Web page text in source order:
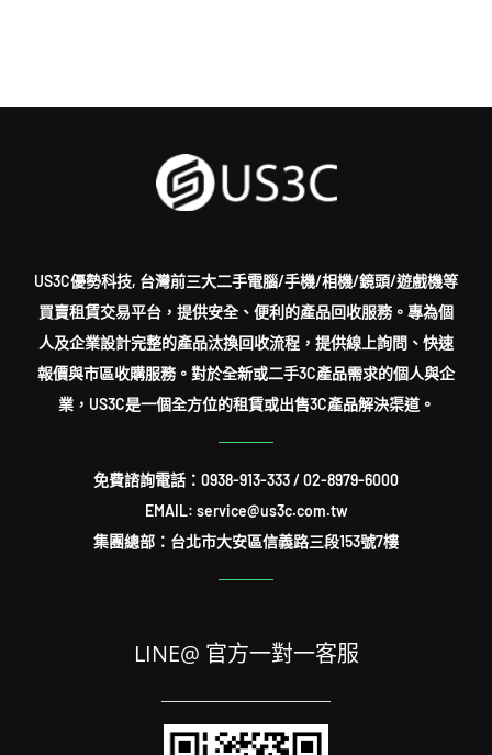
US3C優勢科技, 台灣前三大二手電腦/手機/相機/鏡頭/遊戲機等
買賣租賃交易平台，提供安全、便利的產品回收服務。專為個
人及企業設計完整的產品汰換回收流程，提供線上詢問、快速
報價與市區收購服務。對於全新或二手3C產品需求的個人與企
業，US3C是一個全方位的租賃或出售3C產品解決渠道。
免費諮詢電話： 0938-913-333/02-8979-6000
EMAIL: service@us3c.com.tw
集團總部：台北市大安區信義路三段153號7樓
LINE@ 官方一對一客服